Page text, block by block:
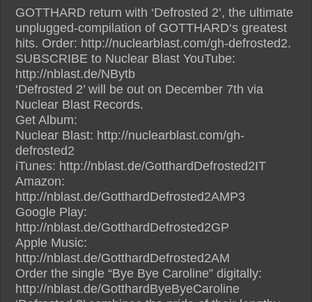
GOTTHARD return with ‘Defrosted 2’, the ultimate
unplugged-compilation of GOTTHARD‘s greatest
hits. Order: http://nuclearblast.com/gh-defrosted2.
SUBSCRIBE to Nuclear Blast YouTube:
http://nblast.de/NBytb
‘Defrosted 2’ will be out on December 7th via
Nuclear Blast Records.
Get Album:
Nuclear Blast: http://nuclearblast.com/gh-
defrosted2
iTunes: http://nblast.de/GotthardDefrosted2IT
Amazon:
http://nblast.de/GotthardDefrosted2AMP3
Google Play:
http://nblast.de/GotthardDefrosted2GP
Apple Music:
http://nblast.de/GotthardDefrosted2AM
Order the single “Bye Bye Caroline” digitally:
http://nblast.de/GotthardByeByeCaroline